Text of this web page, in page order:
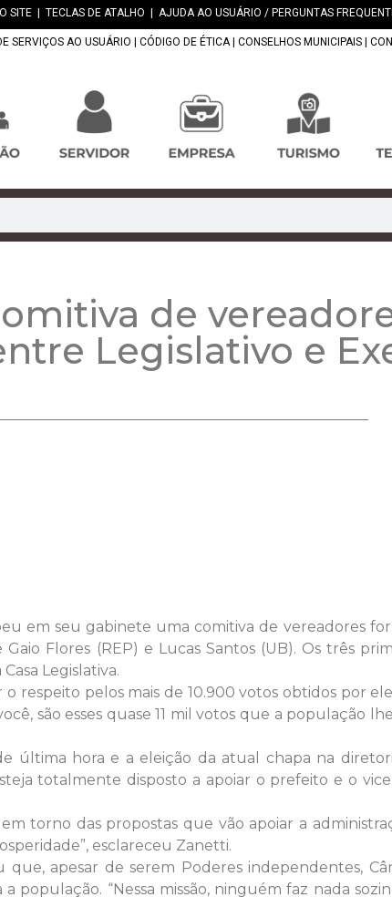
SITE TECLAS DE ATALHO AJUDA AO USUÁRIO / PERGUNTAS
SERVIÇOS AO USUÁRIO CÓDIGO DE ÉTICA| CONSELHOS MUNICIPAIS
de
Legislativo e
em seu gabinete uma comitiva de vereadores
Flores (REP) e Lucas Santos (UB). Os três
Legislativa.
respeito pelos mais de 10.900 votos obtidos por
são esses quase 11 mil votos que a população
hora e a eleição da atual chapa na
totalmente disposto a apoiar o prefeito e o
torno das propostas que vão apoiar a
esclareceu Zanetti.
que, apesar de serem Poderes independentes,
“Nessa missão, ninguém faz nada